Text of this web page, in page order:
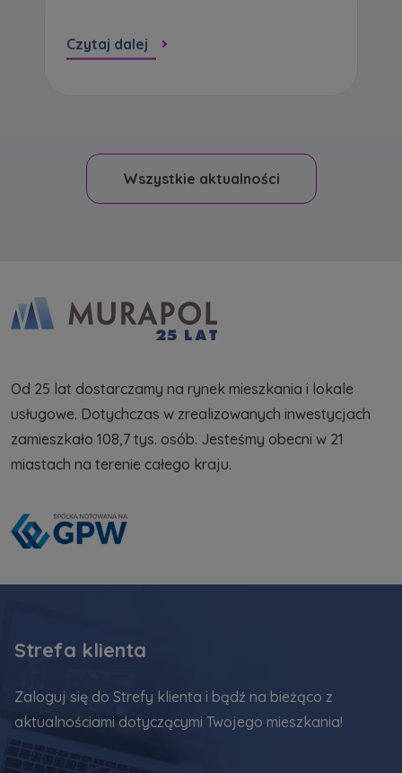
Czytaj dalej
Wszystkie aktualności
Od 25 lat dostarczamy na rynek mieszkania i lokale
usługowe. Dotychczas w zrealizowanych inwestycjach
zamieszkało 108,7 tys. osób. Jesteśmy obecni w 21
miastach na terenie całego kraju.
Strefa klienta
Zaloguj się do Strefy klienta i bądź na bieżąco z
aktualnościami dotyczącymi Twojego mieszkania!